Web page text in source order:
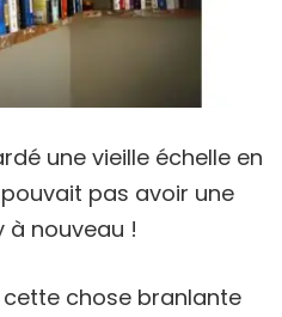
une vieille échelle en
pas avoir une
à nouveau !
chose branlante